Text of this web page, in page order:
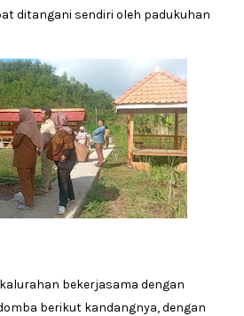
ditangani sendiri oleh padukuhan
bekerjasama dengan
berikut kandangnya, dengan